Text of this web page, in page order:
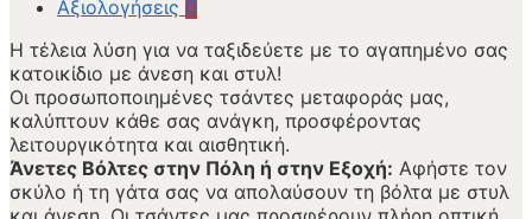
Αξιολογήσεις 0
Η τέλεια λύση για να ταξιδεύετε με το αγαπημένο σας
κατοικίδιο με άνεση και στυλ!
Οι προσωποποιημένες τσάντες μεταφοράς μας,
καλύπτουν κάθε σας ανάγκη, προσφέροντας
λειτουργικότητα και αισθητική.
Άνετες Βόλτες στην Πόλη ή στην Εξοχή: Αφήστε τον
σκύλο ή τη γάτα σας να απολαύσουν τη βόλτα με στυλ